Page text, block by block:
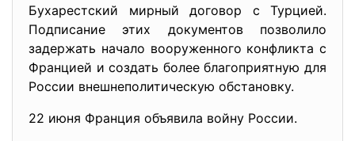
Бухарестский мирный договор с Турцией.
Подписание этих документов позволило
задержать начало вооруженного конфликта с
Францией и создать более благоприятную для
России внешнеполитическую обстановку.
22 июня Франция объявила войну России.